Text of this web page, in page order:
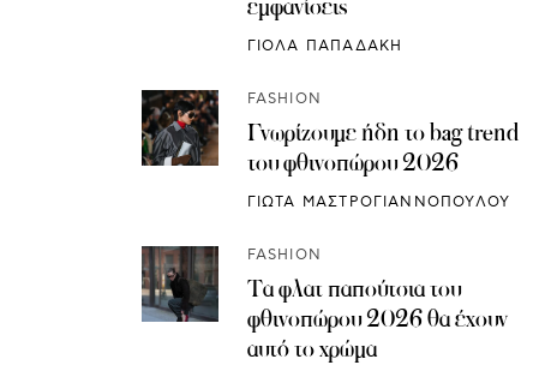
εμφανίσεις
ΓΙΟΛΑ ΠΑΠΑΔΑΚΗ
FASHION
Γνωρίζουμε ήδη το bag trend
του φθινοπώρου 2026
ΓΙΩΤΑ ΜΑΣΤΡΟΓΙΑΝΝΟΠΟΥΛΟΥ
FASHION
Τα φλατ παπούτσια του
φθινοπώρου 2026 θα έχουν
αυτό το χρώμα